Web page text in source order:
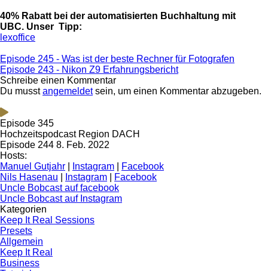
40% Rabatt bei der automatisierten Buchhaltung mit
UBC. Unser Tipp:
lexoffice
Episode 245 - Was ist der beste Rechner für Fotografen
Episode 243 - Nikon Z9 Erfahrungsbericht
Schreibe einen Kommentar
Du musstangemeldetsein, um einen Kommentar abzugeben.
Episode 345
Hochzeitspodcast Region DACH
Episode 244 8. Feb. 2022
Hosts:
Manuel Gutjahr
Instagram
Facebook
Nils Hasenau
Instagram
Facebook
Uncle Bobcast auf facebook
Uncle Bobcast auf Instagram
Kategorien
Keep It Real Sessions
Presets
Allgemein
Keep It Real
Business